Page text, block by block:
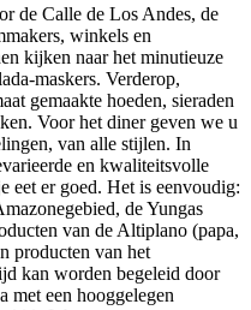
de Calle de Los Andes, de
winkels en
kijken naar het minutieuze
maskers. Verderop,
gemaakte hoeden, sieraden
Voor het diner geven we u
van alle stijlen. In
en kwaliteitsvolle
eet er goed. Het is eenvoudig:
de Yungas
van de Altiplano (papa,
producten van het
kan worden begeleid door
met een hooggelegen